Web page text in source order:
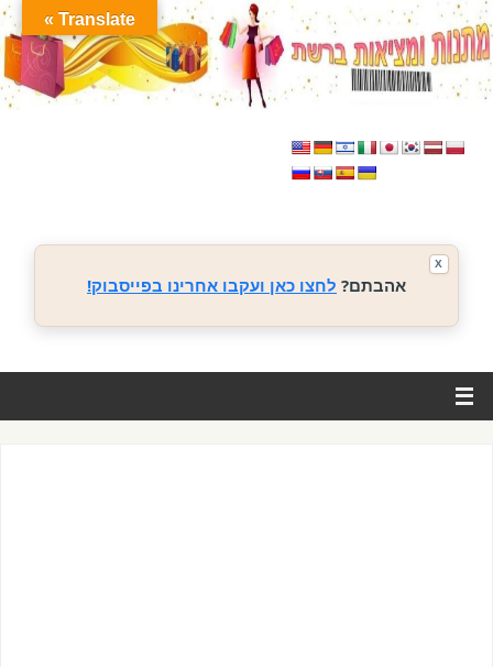
אהבתם? לחצו כאן ועקבו אחרינו בפייסבוק!
X
Translate »